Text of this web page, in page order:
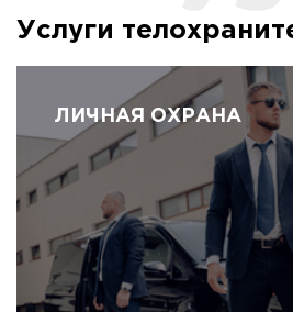
Услуги
ЛИЧНАЯ ОХРАНА